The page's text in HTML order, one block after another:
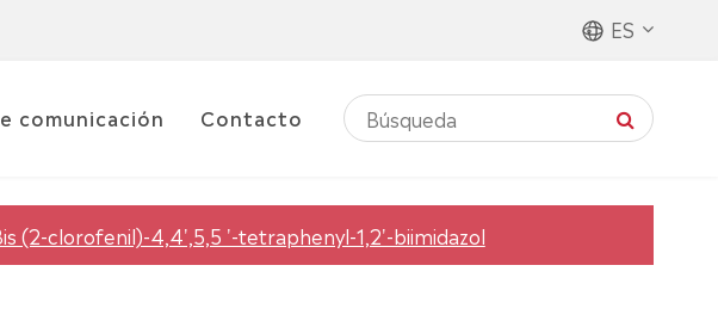
ES
comunicación Contacto
(2-clorofenil)-4,4',5,5 '-tetraphenyl-1,2'-biimidazol